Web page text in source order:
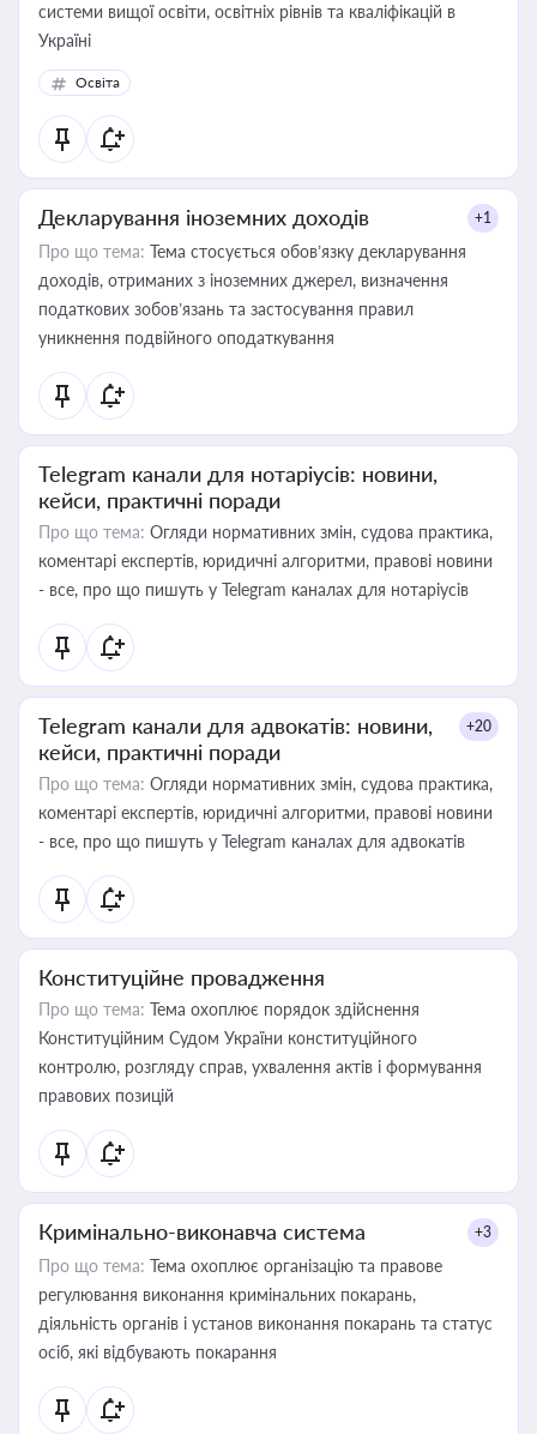
системи вищої освіти, освітніх рівнів та кваліфікацій в
Україні
Освіта
Декларування іноземних доходів +1
Про що тема: Тема стосується обов’язку декларування
доходів, отриманих з іноземних джерел, визначення
податкових зобов’язань та застосування правил
уникнення подвійного оподаткування
Telegram канали для нотаріусів: новини,
кейси, практичні поради
Про що тема: Огляди нормативних змін, судова практика,
коментарі експертів, юридичні алгоритми, правові новини
- все, про що пишуть у Telegram каналах для нотаріусів
Telegram канали для адвокатів: новини,
кейси, практичні поради
+20
Про що тема: Огляди нормативних змін, судова практика,
коментарі експертів, юридичні алгоритми, правові новини
- все, про що пишуть у Telegram каналах для адвокатів
Конституційне провадження
Про що тема: Тема охоплює порядок здійснення
Конституційним Судом України конституційного
контролю, розгляду справ, ухвалення актів і формування
правових позицій
Кримінально-виконавча система +3
Про що тема: Тема охоплює організацію та правове
регулювання виконання кримінальних покарань,
діяльність органів і установ виконання покарань та статус
осіб, які відбувають покарання